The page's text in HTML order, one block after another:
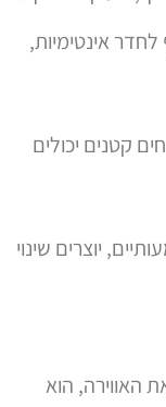
אינטימיות,
קטנים יכולים
יוצרים שינוי
האווירה, הוא